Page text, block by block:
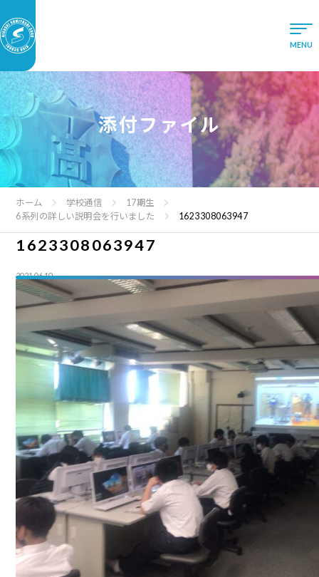
添付ファイル
ホーム 学校通信
17期生
6系列の詳しい説明会を行いました
1623308063947
1623308063947
2021.06.10